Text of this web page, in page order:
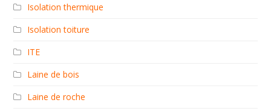
Isolation thermique
Isolation toiture
ITE
Laine de bois
Laine de roche